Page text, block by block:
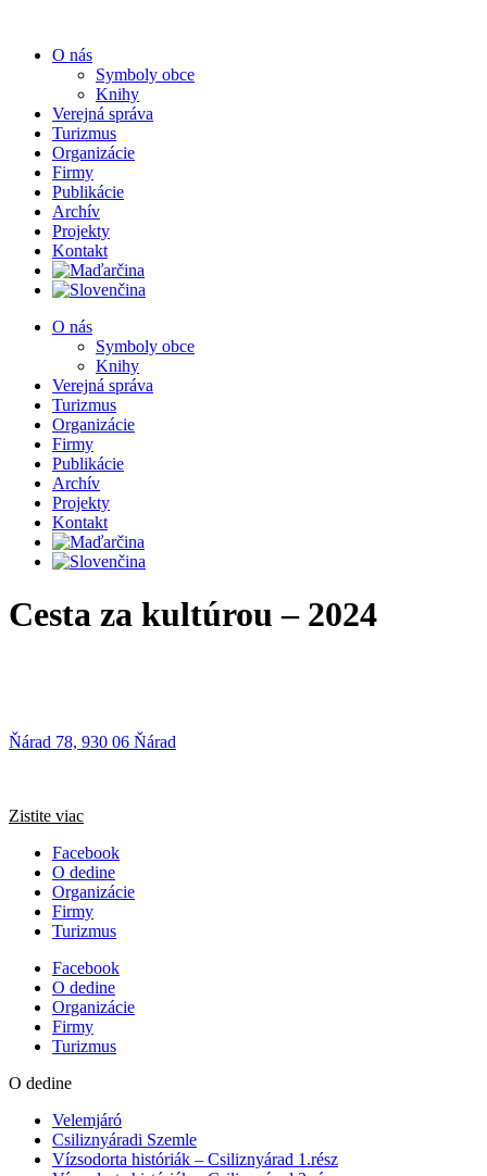
obsah
O nás
Symboly obce
Knihy
Verejná správa
Turizmus
Organizácie
Firmy
Publikácie
Archív
Projekty
Kontakt
O nás
Symboly obce
Knihy
Verejná správa
Turizmus
Organizácie
Firmy
Publikácie
Archív
Projekty
Kontakt
Cesta za kultúrou – 2024
Ňárad 78, 930 06 Ňárad
Zistite viac
Facebook
O dedine
Organizácie
Firmy
Turizmus
Facebook
O dedine
Organizácie
Firmy
Turizmus
O dedine
Velemjáró
Csiliznyáradi Szemle
Vízsodorta históriák – Csiliznyárad 1.rész